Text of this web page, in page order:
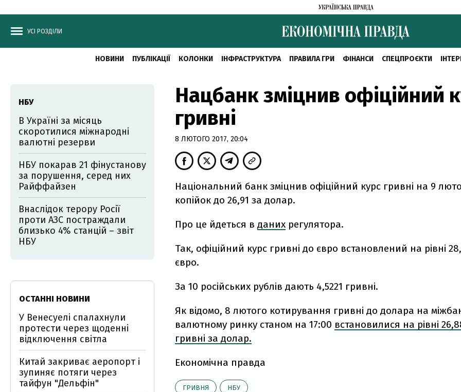
УСІ РОЗДІЛИ
НОВИНИ ПУБЛІКАЦІЇ КОЛОНКИ ІНФРАСТРУКТУРА ПРАВИЛА ГРИ ФІНАНСИ СПЕЦПРОЄКТИ
Нацбанк зміцнив офіційний
гривні
8 ЛЮТОГО 2017, 20:04
Національний банк зміцнив офіційний курс гривні на 9
копійок до 26,91 за долар.
Про це йдеться в даних регулятора.
Так, офіційний курс гривні до євро встановлений на рівні
євро.
За 10 російських рублів дають 4,5221 гривні.
Як відомо, 8 лютого котирування гривні до долара на
валютному ринку станом на 17:00 встановилися на рівні
гривні за долар.
Економічна правда
ГРИВНЯ НБУ
НБУ
В Україні за місяць
скоротилися міжнародні
валютні резерви
НБУ покарав 21 фінустанову
за порушення, серед них
Райффайзен
Внаслідок терору Росії
проти АЗС постраждали
близько 4% станцій – звіт
НБУ
ОСТАННІ НОВИНИ
У Венесуелі спалахнули
протести через щоденні
відключення світла
Китай закриває аеропорт і
зупиняє потяги через
тайфун "Дельфін"